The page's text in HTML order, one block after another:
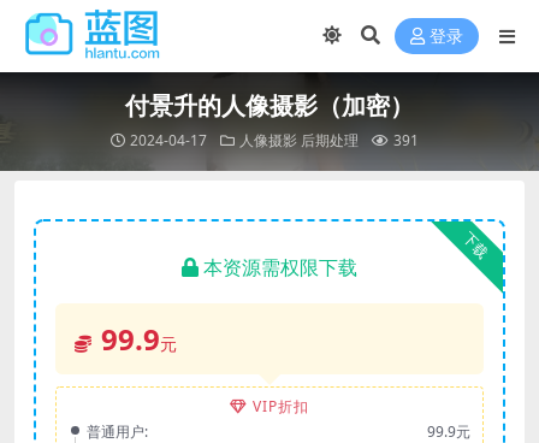
登录
付景升的人像摄影（加密）
2024-04-17 人像摄影 后期处理 391
下载
本资源需权限下载
99.9元
VIP折扣
普通用户:
99.9元